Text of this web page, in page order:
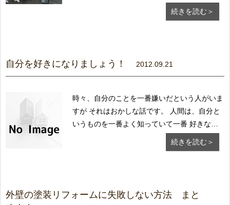
が厳しく、また今日も汗ばむ程の陽気 なのに
昨日に限り冷たい雨。 どうして・・・？ 恨め
で...
続きを読む＞
自分を好きになりましょう！ 2012.09.21
時々、自分のことを一番嫌いだという人がいま
すが それはおかしな話です。 人間は、自分と
いうものを一番よく知っていて一番 好きなは
ずです。 人間の脳は、好きな自分をいかに保
護するかという ことに全力を挙げていますか
続きを読む＞
外壁の塗装リフォームに失敗しない方法 まと